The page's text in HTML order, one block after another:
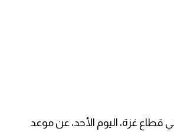
قطاع غزة، اليوم الأحد، عن موعد